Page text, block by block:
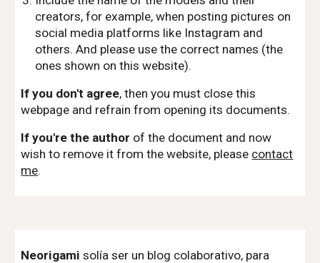
creators, for example, when posting pictures on
social media platforms like Instagram and
others. And please use the correct names (the
ones shown on this website).
If you don't agree, then you must close this
webpage and refrain from opening its documents.
If you're the author of the document and now
wish to remove it from the website, please contact
me.
Neorigami solía ser un blog colaborativo, para